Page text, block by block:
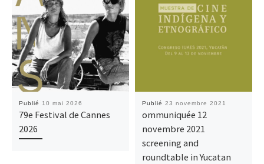
Publié 10 mai 2026
79e Festival de Cannes
2026
Publié 23 novembre 2021
ommuniquée 12
novembre 2021
screening and
roundtable in Yucatan